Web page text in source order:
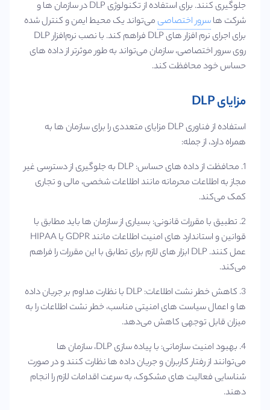
جلوگیری کنند. برای استفاده از تکنولوژی DLP در سازمان ها و
شرکت هاسرور اختصاصیمی‌تواند یک محیط ایمن و کنترل‌ شده
برای اجرای نرم‌ افزار های DLP فراهم کند. با نصب نرم‌افزار DLP
روی سرور اختصاصی، سازمان می‌تواند به طور موثرتر از داده‌ های
حساس خود محافظت کند.
مزایای DLP
استفاده از فناوری DLP مزایای متعددی را برای سازمان‌ ها به
همراه دارد، از جمله:
1. محافظت از داده‌ های حساس: DLP به جلوگیری از دسترسی غیر
مجاز به اطلاعات محرمانه مانند اطلاعات شخصی، مالی و تجاری
کمک می‌کند.
2. تطبیق با مقررات قانونی: بسیاری از سازمان‌ ها باید مطابق با
قوانین و استاندارد های امنیت اطلاعات مانند GDPR یا HIPAA
عمل کنند. DLP ابزار های لازم برای تطابق با این مقررات را فراهم
می‌کند.
3. کاهش خطر نشت اطلاعات: DLP با نظارت مداوم بر جریان داده‌
ها و اعمال سیاست‌ های امنیتی مناسب، خطر نشت اطلاعات را به
میزان قابل توجهی کاهش می‌دهد.
4. بهبود امنیت سازمانی: با پیاده‌ سازی DLP، سازمان‌ ها
می‌توانند از رفتار کاربران و جریان داده‌ ها نظارت کنند و در صورت
شناسایی فعالیت‌ های مشکوک، به سرعت اقدامات لازم را انجام
دهند.